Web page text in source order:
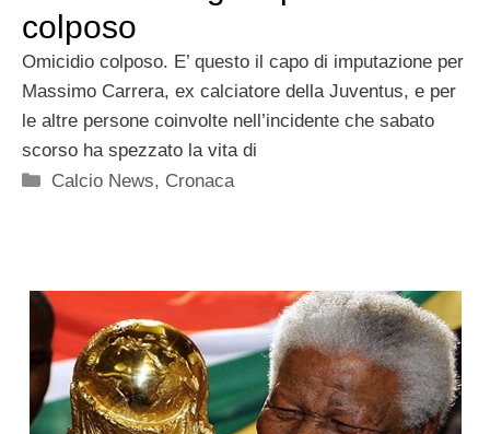
colposo
Omicidio colposo. E’ questo il capo di imputazione per
Massimo Carrera, ex calciatore della Juventus, e per
le altre persone coinvolte nell’incidente che sabato
scorso ha spezzato la vita di
Categorie
Calcio News, Cronaca